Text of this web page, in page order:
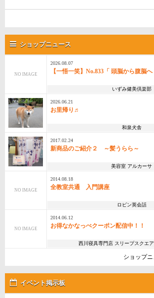
ショップニュース
NO IMAGE
2026.08.07
【一悟一笑】No.833「 頭脳から腹脳
いずみ健美倶楽部
2026.06.21
お里帰り♬
和泉犬舎
2017.02.24
新商品のご紹介２ ～髪うらら～
美容室 アルカーサ
NO IMAGE
2014.08.18
全教室共通 入門講座
ロビン英会話
NO IMAGE
2014.06.12
お得なかなっぺクーポン配信中！！
西川寝具専門店 スリープスクエ
ショップ
イベント掲示板